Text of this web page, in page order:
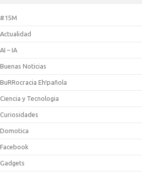
#15M
Actualidad
AI – IA
Buenas Noticias
BuRRocracia Eh!pañola
Ciencia y Tecnologia
Curiosidades
Domotica
Facebook
Gadgets